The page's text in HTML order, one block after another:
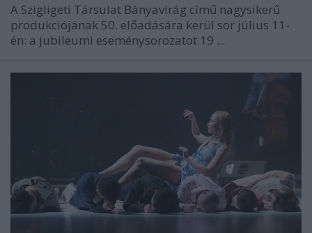
A Szigligeti Társulat Bányavirág című nagysikerű
produkciójának 50. előadására kerül sor július 11-
én: a jubileumi eseménysorozatot 19 ...